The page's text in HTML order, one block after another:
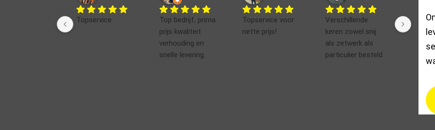
Topservice
Top bedrijf, prima
prijs kwaliteit
verhouding en
snelle levering.
Topservice voor
nette prijs!
Verschillende
keren zowel snij
als zetwerk als
particulier besteld
Altijd
Rick, die
Krijg
avond.
goed,